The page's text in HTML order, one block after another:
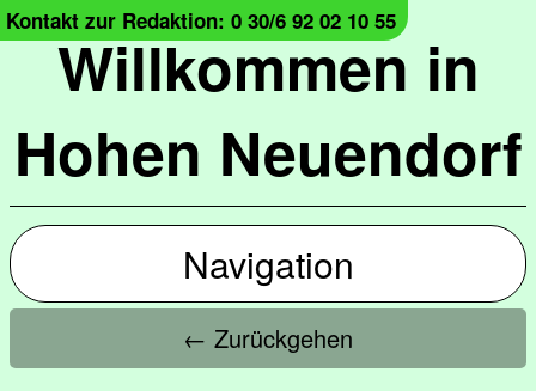
Willkommen in
Hohen Neuendorf
Kontakt zur Redaktion: 0 30/6 92 02 10 55
Navigation
← Zurückgehen